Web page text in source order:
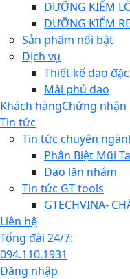
DƯỠNG KIỂM
DƯỠNG KIỂM
Sản phẩm nổi bật
Dịch vụ
Thiết kế dao
Mài phủ dao
Khách hàngChứng nhận
Tin tức
Tin tức chuyên
Phân Biệt Mũi
Dao lăn nhám
Tin tức GT tools
GTECHVINA-
Liên hệ
Tổng đài 24/7:
094.110.1931
Đăng nhập